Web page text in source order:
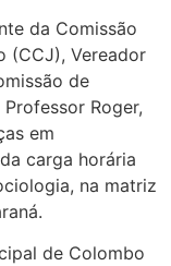
da Comissão
(CCJ), Vereador
de
Roger,
em
carga horária
na matriz
de Colombo